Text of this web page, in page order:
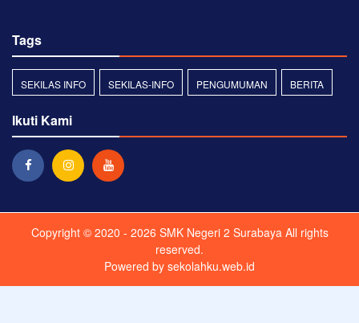
Tags
SEKILAS INFO SEKILAS-INFO PENGUMUMAN BERITA
Ikuti Kami
Copyright © 2020 - 2026 SMK Negeri 2 SurabayaAll rights
reserved.
Powered by sekolahku.web.id